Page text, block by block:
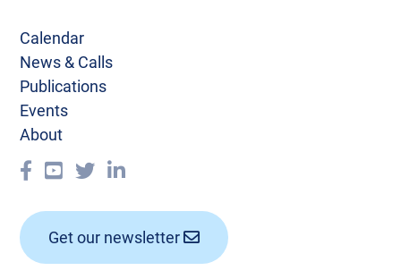
Calendar
News & Calls
Publications
Events
About
Get our newsletter